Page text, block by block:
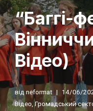
“Баггі-
Відео)
відneformat
14/06/
Відео,Громадський